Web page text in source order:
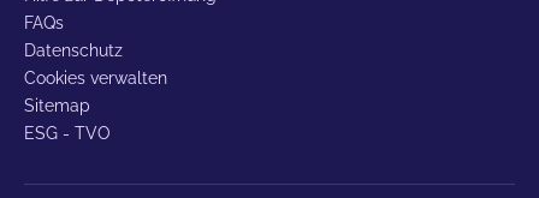
FAQs
Datenschutz
Cookies verwalten
Sitemap
ESG - TVO